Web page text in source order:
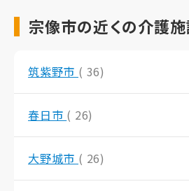
宗像市の近くの介護
筑紫野市 ( 36)
春日市 ( 26)
大野城市 ( 26)